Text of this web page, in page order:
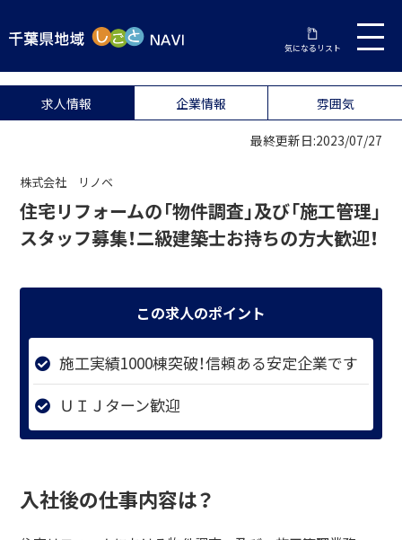
気になるリスト
求人情報 企業情報 雰囲気
最終更新日:2023/07/27
株式会社 リノベ
住宅リフォームの「物件調査」及び「施工管理」
スタッフ募集！二級建築士お持ちの方大歓迎！
この求人のポイント
施工実績1000棟突破！信頼ある安定企業です
ＵＩＪターン歓迎
入社後の仕事内容は？